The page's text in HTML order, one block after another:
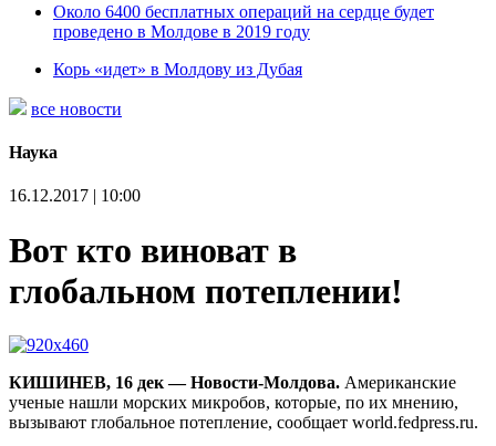
Около 6400 бесплатных операций на сердце будет
проведено в Молдове в 2019 году
Корь «идет» в Молдову из Дубая
все новости
Наука
16.12.2017 | 10:00
Вот кто виноват в
глобальном потеплении!
КИШИНЕВ, 16 дек — Новости-Молдова. Американские
ученые нашли морских микробов, которые, по их мнению,
вызывают глобальное потепление, сообщает world.fedpress.ru.